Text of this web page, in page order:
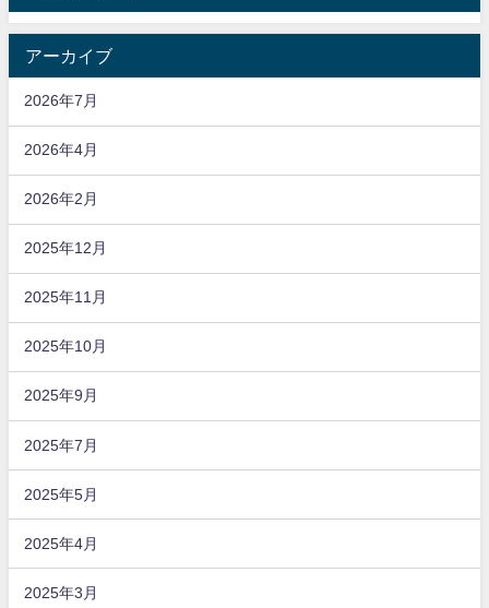
アーカイブ
2026年7月
2026年4月
2026年2月
2025年12月
2025年11月
2025年10月
2025年9月
2025年7月
2025年5月
2025年4月
2025年3月